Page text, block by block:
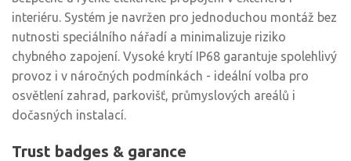
interiéru. Systém je navržen pro jednoduchou montáž bez
nutnosti speciálního nářadí a minimalizuje riziko
chybného zapojení. Vysoké krytí IP68 garantuje spolehlivý
provoz i v náročných podmínkách - ideální volba pro
osvětlení zahrad, parkovišť, průmyslových areálů i
dočasných instalací.
Trust badges & garance